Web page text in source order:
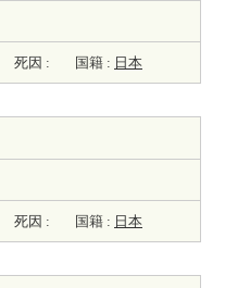
死因 : 国籍 : 日本
死因 : 国籍 : 日本